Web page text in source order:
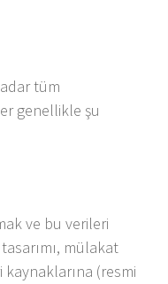
tüm
genellikle şu
ve bu verileri
mülakat
kaynaklarına (resmi